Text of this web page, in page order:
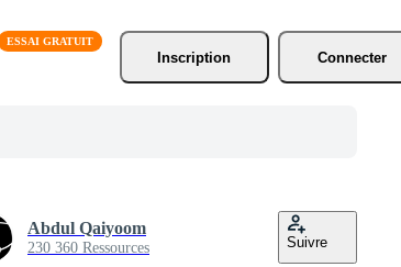
Inscription
Connecter
Abdul Qaiyoom
230 360 Ressources Suivre